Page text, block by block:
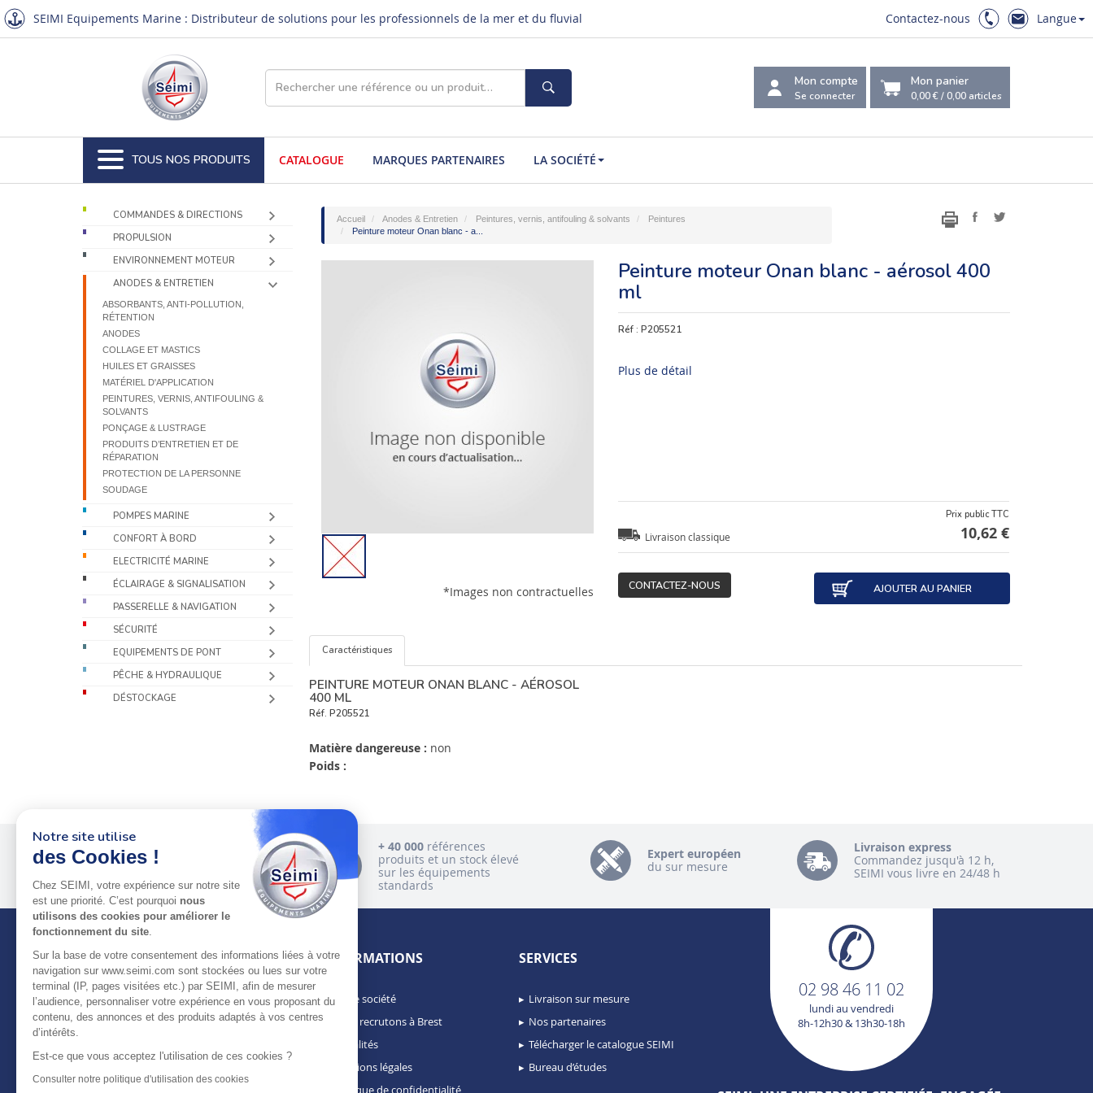
SEIMI Equipements Marine : Distributeur de solutions pour les professionnels de la mer et du fluvial Contactez-nous Langue
Mon compte
Se connecter
Mon panier
0,00 €/0,00 articles
TOUS NOS PRODUITS CATALOGUE MARQUES PARTENAIRES LA SOCIÉTÉ
COMMANDES & DIRECTIONS
PROPULSION
ENVIRONNEMENT MOTEUR
ANODES & ENTRETIEN
ABSORBANTS, ANTI-POLLUTION,
RÉTENTION
ANODES
COLLAGE ET MASTICS
HUILES ET GRAISSES
MATÉRIEL D'APPLICATION
PEINTURES, VERNIS, ANTIFOULING &
SOLVANTS
PONÇAGE & LUSTRAGE
PRODUITS D’ENTRETIEN ET DE
RÉPARATION
PROTECTION DE LA PERSONNE
SOUDAGE
POMPES MARINE
CONFORT À BORD
ELECTRICITÉ MARINE
ÉCLAIRAGE & SIGNALISATION
PASSERELLE & NAVIGATION
SÉCURITÉ
EQUIPEMENTS DE PONT
PÊCHE & HYDRAULIQUE
DÉSTOCKAGE
Accueil Anodes & Entretien Peintures, vernis, antifouling & solvants
Peintures
Peinture moteur Onan blanc - a...
*Images non contractuelles
Peinture moteur Onan blanc - aérosol 400
ml
Réf :P205521
Plus de détail
Livraison classique
Prix public TTC
10,62 €
CONTACTEZ-NOUS AJOUTER AU PANIER
Caractéristiques
PEINTURE MOTEUR ONAN BLANC - AÉROSOL
400 ML
Réf. P205521
Matière dangereuse : non
Poids :
Plus de 50 ans
au service
des pros
+ 40 000 références
produits et un stock élevé
sur les équipements
standards
Expert européen
du sur mesure
Livraison express
Commandez jusqu'à 12 h,
SEIMI vous livre en 24/48 h
À PROPOS DE SEIMI
Depuis plus de 50 ans, nous apportons des
chantiers de construction navale, de refit,
spécialisés, armateurs et entreprises de
INFORMATIONS
Notre société
Nous recrutons à Brest
Actualités
Mentions légales
Politique de confidentialité
SERVICES
Livraison sur mesure
Nos partenaires
Télécharger le catalogue SEIMI
Bureau d’études
02 98 46 11 02
lundi au vendredi
8h-12h30 & 13h30-18h
Notre site utilise
des Cookies !
Chez SEIMI, votre expérience sur notre site
est une priorité. C’est pourquoi nous
utilisons des cookies pour améliorer le
fonctionnement du site.
Sur la base de votre consentement des informations liées à votre
navigation sur www.seimi.com sont stockées ou lues sur votre
terminal (IP, pages visitées etc.) par SEIMI, afin de mesurer
l’audience, personnaliser votre expérience en vous proposant du
contenu, des annonces et des produits adaptés à vos centres
d’intérêts.
Est-ce que vous acceptez l'utilisation de ces cookies ?
Consulter notre politique d'utilisation des cookies